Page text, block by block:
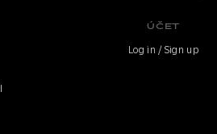
ÚČET
Log in / Sign up